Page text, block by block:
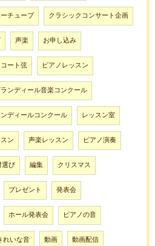
チューブ クラシックコンサート企画
声楽 お申し込み
ート弦 ピアノレッスン
ンディール音楽コンクール
ディールコンクール レッスン室
ン 声楽レッスン ピアノ演奏
び 編集 クリスマス
プレゼント 発表会
ホール発表会 ピアノの音
れいな音 動画 動画配信